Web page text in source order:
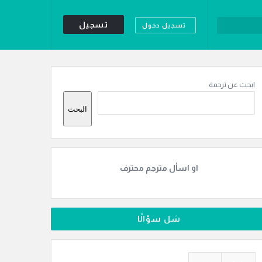
تسجيل دخول تسجيل
الجانبية
ابحث عن ترجمة
البحث
او اسأل مترجم محترف
سَل سؤالًا